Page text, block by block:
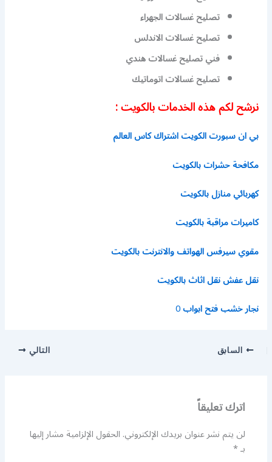
تصليح غسالات الجهراء
تصليح غسالات الاندلس
فني تصليح غسالات هندي
تصليح غسالات اتوماتيك
نرشح لكم هذه الخدمات بالكويت :
بي ان سبورت الكويت اشتراك كاس العالم
مكافحة حشرات بالكويت
كهربائي منازل بالكويت
كاميرات مراقبة بالكويت
مقوي سيرفس الهواتف والانترنت بالكويت
نقل عفش نقل اثاث بالكويت
نجار خشب فتح ابواب0
السابق التالي
اترك تعليقاً
لن يتم نشر عنوان بريدك الإلكتروني.الحقول الإلزامية مشار إليها
بـ*